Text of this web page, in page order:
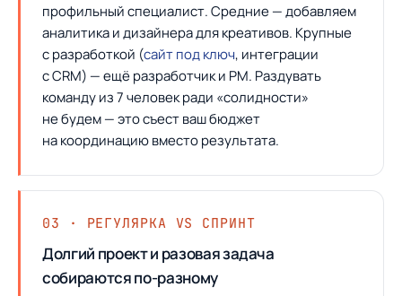
профильный специалист. Средние — добавляем
аналитика и дизайнера для креативов. Крупные
с разработкой (сайт под ключ, интеграции
с CRM) — ещё разработчик и PM. Раздувать
команду из 7 человек ради «солидности»
не будем — это съест ваш бюджет
на координацию вместо результата.
03 · РЕГУЛЯРКА VS СПРИНТ
Долгий проект и разовая задача
собираются по-разному